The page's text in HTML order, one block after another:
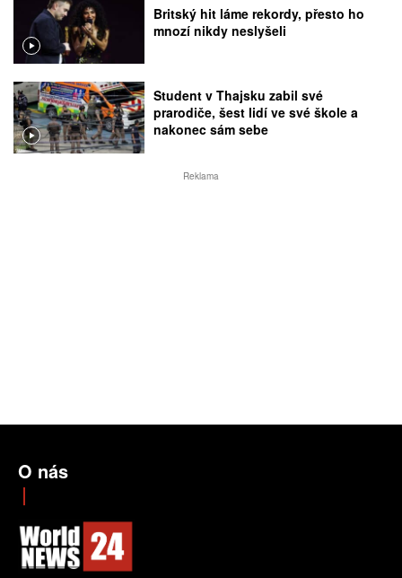
Britský hit láme rekordy, přesto ho
mnozí nikdy neslyšeli
Student v Thajsku zabil své
prarodiče, šest lidí ve své škole a
nakonec sám sebe
Reklama
O nás